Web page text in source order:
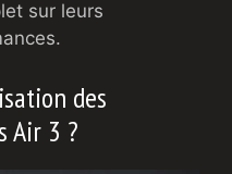
sur leurs
des
Air 3 ?